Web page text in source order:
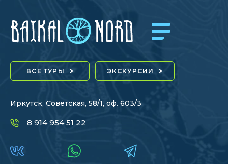
ВСЕ ТУРЫ ЭКСКУРСИИ
Иркутск, Советская, 58/1, оф. 603/3
8 914 954 51 22